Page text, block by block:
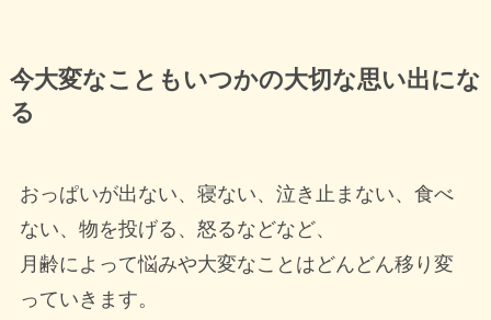
今大変なこともいつかの大切な思い出にな
る
おっぱいが出ない、寝ない、泣き止まない、食べ
ない、物を投げる、怒るなどなど、
月齢によって悩みや大変なことはどんどん移り変
っていきます。